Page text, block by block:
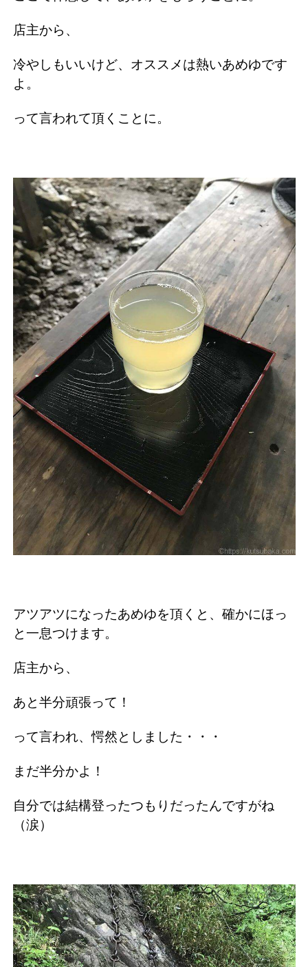
店主から、
冷やしもいいけど、オススメは熱いあめゆです
よ。
って言われて頂くことに。
アツアツになったあめゆを頂くと、確かにほっ
と一息つけます。
店主から、
あと半分頑張って！
って言われ、愕然としました・・・
まだ半分かよ！
自分では結構登ったつもりだったんですがね
（涙）